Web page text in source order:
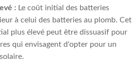
: Le coût initial des batteries
à celui des batteries au plomb. Cet
plus élevé peut être dissuasif pour
qui envisagent d'opter pour un